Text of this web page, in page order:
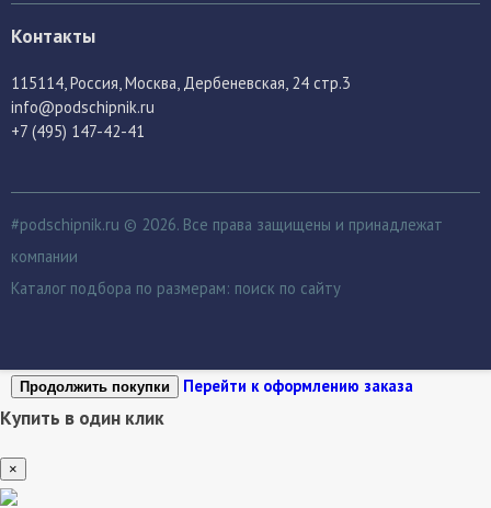
Контакты
115114 , Россия, Москва, Дербеневская, 24 стр.3
info@podschipnik.ru
+7 (495) 147-42-41
#podschipnik.ru © 2026. Все права защищены и принадлежат
компании
Каталог подбора по размерам: поиск по сайту
Продолжить покупки Перейти к оформлению заказа
Купить в один клик
×